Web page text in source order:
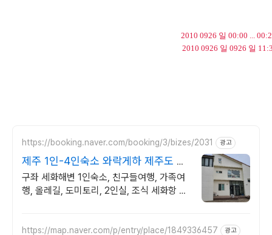
2010 0926 일 00:00 ...
2010 0926 일 0926 일
https://booking.naver.com/booking/3/bizes/2031 광고
제주 1인-4인숙소 와락게하 제주도 구
좌읍 가족 단체펜션
구좌 세화해변 1인숙소, 친구들여행, 가족여
행, 올레길, 도미토리, 2인실, 조식 세화항 1
https://map.naver.com/p/entry/place/1849336457 광고